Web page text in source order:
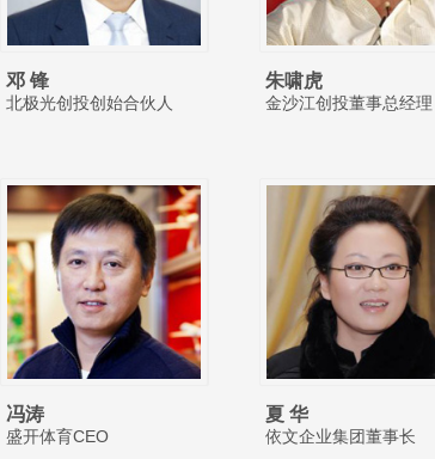
邓 锋
北极光创投创始合伙人
朱啸虎
金沙江创投董事总经理
冯涛
盛开体育CEO
夏 华
依文企业集团董事长